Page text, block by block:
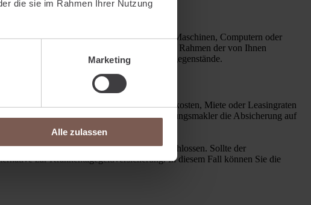
die sie im Rahmen Ihrer Nutzung
Marketing
Alle zulassen
Wert dar. Kommt es zu Schäden an Maschinen, Computern oder
Feuer die Betriebseinrichtung zerstört. Im Rahmen der von Ihnen
Reparatur der betroffenen Einrichtungsgegenstände.
Einnahmen. Die fixen Kosten wie Personalkosten, Miete oder Leasingraten
Bei einer Beratung wird Ihr Versicherungsmakler die Absicherung auf
Sachrisiken im Versicherungsschutz eingeschlossen. Sollte der
zur Krankentagegeldversicherung. In diesem Fall können Sie die